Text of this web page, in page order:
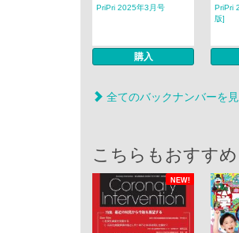
PriPri 2025年3月号
購入
PriPri
版]
全てのバックナンバーを
こちらもおすすめ
NEW!